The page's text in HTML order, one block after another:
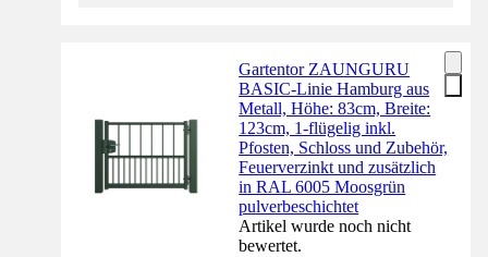
Gartentor ZAUNGURU
BASIC-Linie Hamburg aus
Metall, Höhe: 83cm, Breite:
123cm, 1-flügelig inkl.
Pfosten, Schloss und Zubehör,
Feuerverzinkt und zusätzlich
in RAL 6005 Moosgrün
pulverbeschichtet
Artikel wurde noch nicht
bewertet.